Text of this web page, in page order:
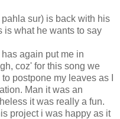
sur) is back with his
is what he wants to say
again put me in
coz' for this song we
postpone my leaves as I
Man it was an
it was really a fun.
project i was happy as it